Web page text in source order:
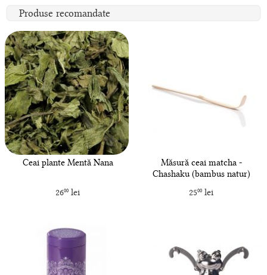
Produse recomandate
Ceai plante Mentă Nana
2600lei
Măsură ceai matcha -
Chashaku (bambus natur)
2500lei